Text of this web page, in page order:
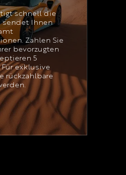
schnell die
sendet Ihnen
Zahlen Sie
bevorzugten
5
exklusive
rückzahlbare